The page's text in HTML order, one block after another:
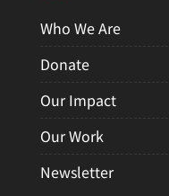
Who We Are
Donate
Our Impact
Our Work
Newsletter